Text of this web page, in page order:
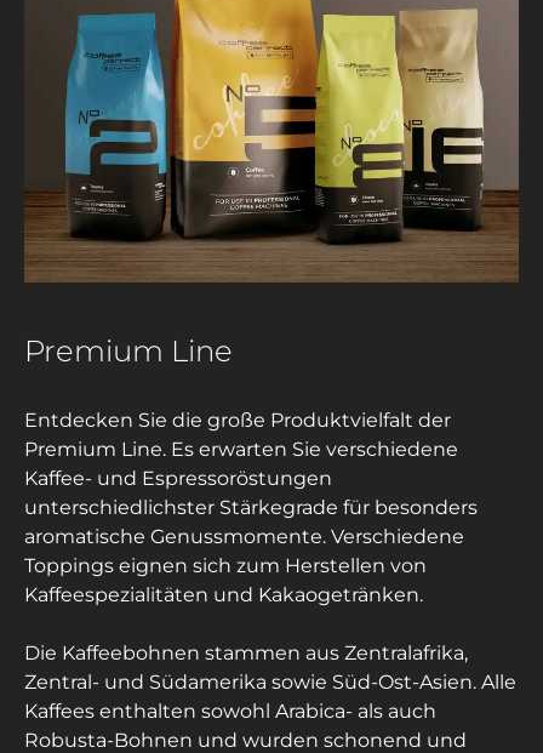
Premium Line
Entdecken Sie die große Produktvielfalt der
Premium Line. Es erwarten Sie verschiedene
Kaffee- und Espressoröstungen
unterschiedlichster Stärkegrade für besonders
aromatische Genussmomente. Verschiedene
Toppings eignen sich zum Herstellen von
Kaffeespezialitäten und Kakaogetränken.
Die Kaffeebohnen stammen aus Zentralafrika,
Zentral- und Südamerika sowie Süd-Ost-Asien. Alle
Kaffees enthalten sowohl Arabica- als auch
Robusta-Bohnen und wurden schonend und